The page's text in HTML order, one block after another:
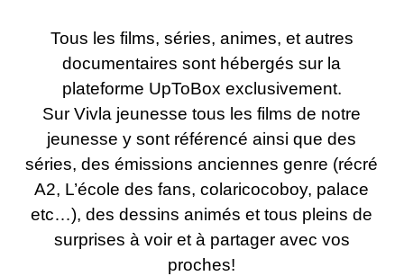
Tous les films, séries, animes, et autres
documentaires sont hébergés sur la
plateforme UpToBox exclusivement.
Sur Vivla jeunesse tous les films de notre
jeunesse y sont référencé ainsi que des
séries, des émissions anciennes genre (récré
A2, L’école des fans, colaricocoboy, palace
etc…), des dessins animés et tous pleins de
surprises à voir et à partager avec vos
proches!